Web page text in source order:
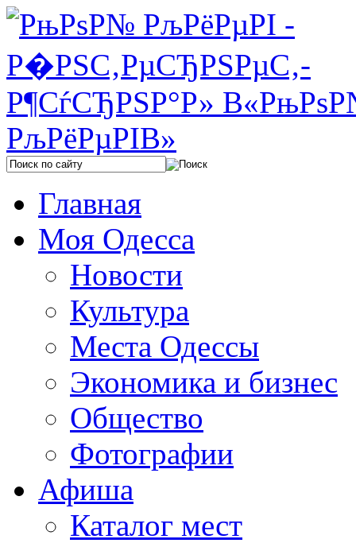
Главная
Моя Одесса
Новости
Культура
Места Одессы
Экономика и бизнес
Общество
Фотографии
Афиша
Каталог мест